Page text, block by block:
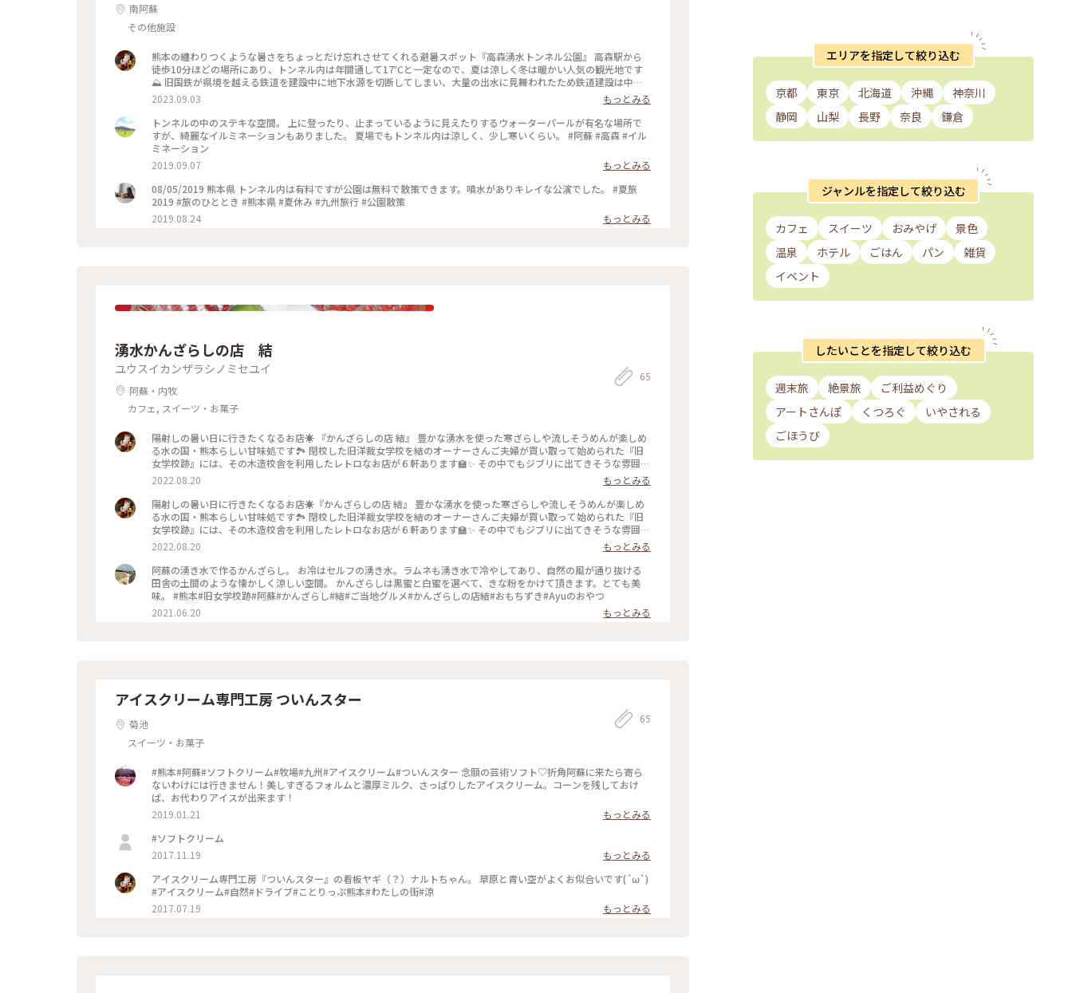
南阿蘇
その他施設
熊本の纏わりつくような暑さをちょっとだけ忘れさせてくれる避暑スポット『高森湧水トンネル公園』 高森駅から
徒歩10分ほどの場所にあり、トンネル内は年間通して17℃と一定なので、夏は涼しく冬は暖かい人気の観光地です
⛰️ 旧国鉄が県境を越える鉄道を建設中に地下水源を切断してしまい、大量の出水に見舞われたため鉄道建設は中止
となり、その跡地にできたのが高森湧水トンネル公園ということでトンネル内には毎分32tもの水が湧いています🌊
この季節は地元の方々が制作された七夕飾りがトンネルを明るく幻想的に照らしていました🎋 冬もイベントが開催
されているようなので、また違った雰囲気が楽しめそうです🎄🎅 #カメラ旅#私のことりっぷ旅#美しい町#阿蘇#高森
#ドライブ#さんぽ#トンネル#水源#公園#子どもと一緒
2023.09.03
もっとみる
トンネルの中のステキな空間。 上に登ったり、止まっているように見えたりするウォーターパールが有名な場所で
すが、綺麗なイルミネーションもありました。 夏場でもトンネル内は涼しく、少し寒いくらい。 #阿蘇 #高森 #イル
ミネーション
2019.09.07
もっとみる
08/05/2019 熊本県 トンネル内は有料ですが公園は無料で散策できます。噴水がありキレイな公演でした。 #夏旅
2019 #旅のひととき #熊本県 #夏休み #九州旅行 #公園散策
2019.08.24
もっとみる
湧水かんざらしの店 結
ユウスイカンザラシノミセユイ
阿蘇・内牧
カフェ, スイーツ・お菓子
65
陽射しの暑い日に行きたくなるお店☀️ 『かんざらしの店 結』 豊かな湧水を使った寒ざらしや流しそうめんが楽しめ
る水の国・熊本らしい甘味処です🏞 閉校した旧洋裁女学校を結のオーナーさんご夫婦が買い取って始められた『旧
女学校跡』には、その木造校舎を利用したレトロなお店が６軒あります🏫✨ その中でもジブリに出てきそうな雰囲気
の結は特別な存在感🌳 昔は校長室だったとご主人から聞いたような、聞かなかったような…🤔笑 お冷はご自由に湧
水をコップに注ぐスタイル！サイダーやビールも湧水で冷えています😆🍻 今回は“かんざらし（白）”を頂きました
💕 白はシロップに浸った素朴な寒ざらしにピリッと爽やかな生姜蜜を足して味変が楽しめます🎶付け合わせはミニ
トマト🍅 ちなみに黒もあり、そちらは黒蜜ときな粉です🍵 敷地内に自生しているクレソンを練り込んだパスタや素
麺も人気で、寒ざらしの緑色もヨモギと見せかけてクレソンです🙆‍♀️ ヨモギより癖がないので子供もパクパク😋 寒い
季節は炬燵や火鉢で暖をとりながら、煮麺やぜんざいも楽しめますよ🍂 #私のことりっぷ2022#Myことりっぷ#アー
トみたいな景色#阿蘇#ドライブ#甘味処#軽食#自然#湧水#ふるカフェ#明治#昭和#レトロ#木造校舎#女学校#リノベ
ーション#クレソン#レトロ探訪#甘いもの巡り#子どもと一緒
2022.08.20
もっとみる
陽射しの暑い日に行きたくなるお店☀️『かんざらしの店 結』 豊かな湧水を使った寒ざらしや流しそうめんが楽しめ
る水の国・熊本らしい甘味処です🏞 閉校した旧洋裁女学校を結のオーナーさんご夫婦が買い取って始められた『旧
女学校跡』には、その木造校舎を利用したレトロなお店が６軒あります🏫✨ その中でもジブリに出てきそうな雰囲気
の結は特別な存在感🌳 昔は校長室だったと昔ご主人から聞いたような、聞かなかったような…🤔笑 お冷はご自由に
湧水をコップに注ぐスタイル！サイダーやビールも湧水で冷えています😆🍻 今回は“かんざらし（白）”を頂きまし
た💕 白はシロップに浸った素朴な寒ざらしにピリッと爽やかな生姜蜜を足して味変が楽しめます🎶付け合わせはミ
ニトマト🍅 ちなみに黒もあり、そちらは黒蜜ときな粉です🍵 敷地内に自生しているクレソンを練り込んだパスタや
素麺も人気で、寒ざらしの緑色もヨモギと見せかけてクレソンです🙆‍♀️ ヨモギより癖がないので子供もパクパク😋 寒
い季節は炬燵や火鉢で暖をとりながら、煮麺やぜんざいも楽しめますよ🍂 #阿蘇#ドライブ#甘味処#軽食#自然#湧水
#ふるカフェ#明治#昭和#レトロ#木造校舎#女学校#リノベーション#レトロ探訪#甘いもの巡り#子どもと一緒
2022.08.20
もっとみる
阿蘇の湧き水で作るかんざらし。 お冷はセルフの湧き水。ラムネも湧き水で冷やしてあり、自然の風が通り抜ける
田舎の土間のような懐かしく涼しい空間。 かんざらしは黒蜜と白蜜を選べて、きな粉をかけて頂きます。とても美
味。 #熊本#旧女学校跡#阿蘇#かんざらし#結#ご当地グルメ#かんざらしの店結#おもちずき#Ayuのおやつ
2021.06.20
もっとみる
アイスクリーム専門工房 ついんスター
菊池
スイーツ・お菓子
65
#熊本#阿蘇#ソフトクリーム#牧場#九州#アイスクリーム#ついんスター 念願の芸術ソフト♡折角阿蘇に来たら寄ら
ないわけには行きません！美しすぎるフォルムと濃厚ミルク、さっぱりしたアイスクリーム。コーンを残しておけ
ば、お代わりアイスが出来ます！
2019.01.21
もっとみる
#ソフトクリーム
2017.11.19
もっとみる
アイスクリーム専門工房『ついんスター』の看板ヤギ（？）ナルトちゃん。 草原と青い空がよくお似合いです(´ω`)
#アイスクリーム#自然#ドライブ#ことりっぷ熊本#わたしの街#涼
2017.07.19
もっとみる
エリアを指定して絞り込む
京都 東京 北海道 沖縄
神奈川
静岡
山梨 長野 奈良 鎌倉
ジャンルを指定して絞り込む
カフェ スイーツ おみやげ
景色
温泉
ホテル ごはん パン
雑貨
イベント
したいことを指定して絞り込む
週末旅 絶景旅
ご利益めぐり
アートさんぽ
くつろぐ
いやされる
ごほうび